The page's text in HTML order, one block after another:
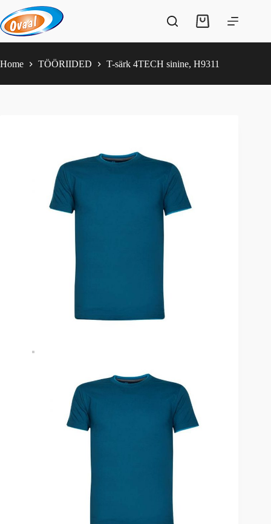
to
content
Shopping
Home TÖÖRIIDED T-särk 4TECH sinine, H9311